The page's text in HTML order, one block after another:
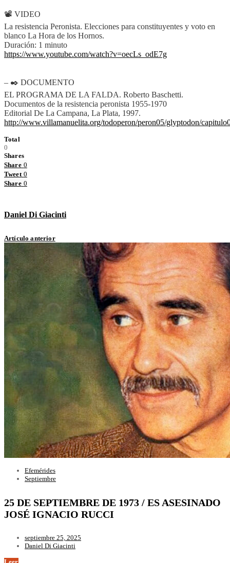
📽️ VIDEO
La resistencia Peronista. Elecciones para constituyentes y voto en
blanco La Hora de los Hornos.
Duración: 1 minuto
https://www.youtube.com/watch?v=oecLs_odE7g
– ✒️ DOCUMENTO
EL PROGRAMA DE LA FALDA. Roberto Baschetti.
Documentos de la resistencia peronista 1955-1970
Editorial De La Campana, La Plata, 1997.
http://www.villamanuelita.org/todoperon/peron05/glyptodon/
Total
0
Shares
Share 0
Tweet 0
Share 0
Daniel Di Giacinti
Artículo anterior
Efemérides
Septiembre
25 DE SEPTIEMBRE DE 1973 / ES ASESINADO
JOSÉ IGNACIO RUCCI
septiembre 25, 2025
Daniel Di Giacinti